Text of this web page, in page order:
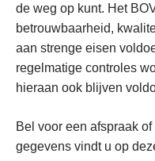
de weg op kunt. Het
betrouwbaarheid,
aan strenge eisen
regelmatige controles
hieraan ook blijven
Bel voor een afspraak
gegevens vindt u op